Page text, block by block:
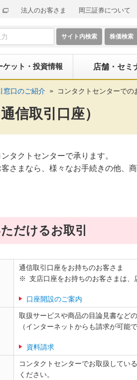
法人のお客さま 岡三証券について
ケット・投資情報 店舗・セミ
窓口のご紹介 コンタクトセンターで
信取引口座）
タクトセンターで承ります。
さまなら、様々なお手続きの他、
だけるお取引
通信取引口座をお持ちのお客さま
支店口座をお持ちのお客さまは
口座開設のご案内
取扱サービスや商品の目論見書など
（インターネットからも請求が可能
資料請求
コンタクトセンターでお取扱してい
ください。